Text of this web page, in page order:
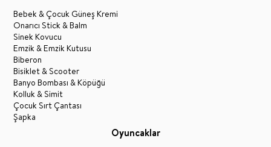
Bebek & Çocuk Güneş Kremi
Onarıcı Stick & Balm
Sinek Kovucu
Emzik & Emzik Kutusu
Biberon
Bisiklet & Scooter
Banyo Bombası & Köpüğü
Kolluk & Simit
Çocuk Sırt Çantası
Şapka
Oyuncaklar